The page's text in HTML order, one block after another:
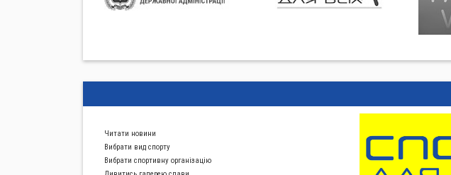
Читати новини
Вибрати вид спорту
Вибрати спортивну органiзацiю